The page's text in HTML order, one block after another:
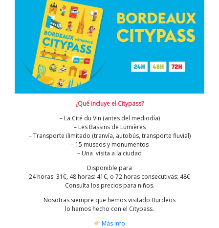
¿Qué incluye el Citypass?
– La Cité du Vin (antes del mediodía)
– Les Bassins de Lumières
– Transporte ilimitado (tranvía, autobús, transporte fluvial)
– 15 museos y monumentos
– Una visita a la ciudad
Disponible para
24 horas: 31€, 48 horas: 41€, o 72 horas consecutivas: 48€
Consulta los precios para niños.
Nosotras siempre que hemos visitado Burdeos
lo hemos hecho con el Citypass.
Más info